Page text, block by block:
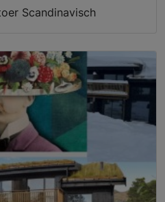
Scandinavisch